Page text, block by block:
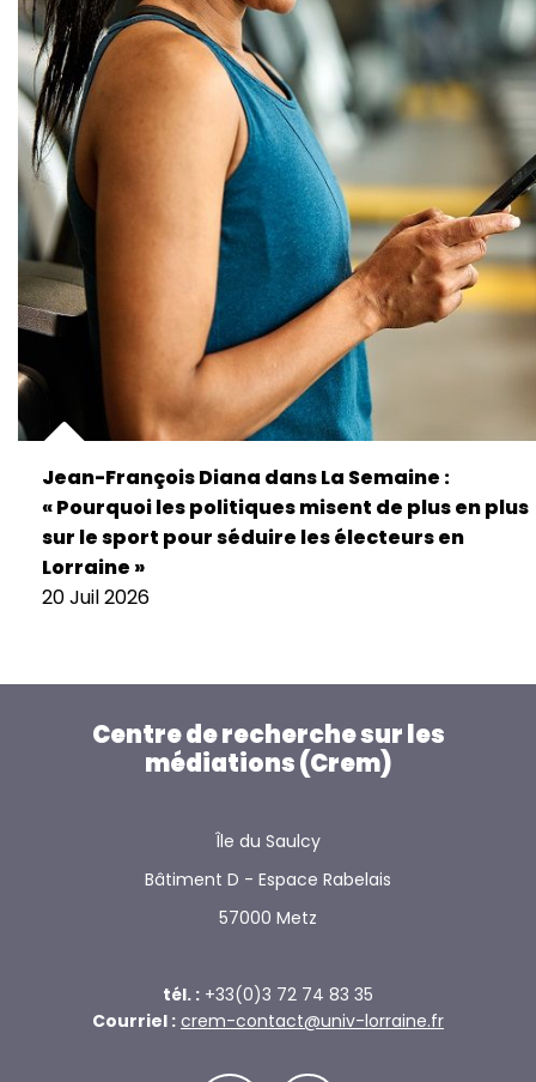
Jean-François Diana dans La Semaine :
« Pourquoi les politiques misent de plus en plus
sur le sport pour séduire les électeurs en
Lorraine »
20 Juil 2026
Centre de recherche sur les
médiations (Crem)
Île du Saulcy
Bâtiment D - Espace Rabelais
57000 Metz
tél. : +33(0)3 72 74 83 35
Courriel : crem-contact@univ-lorraine.fr